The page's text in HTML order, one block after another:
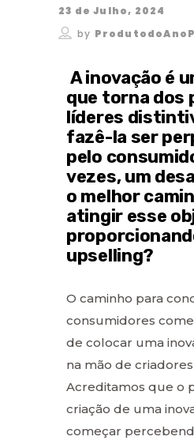
23 de Julho, 2024
by
A inovação é
que torna dos
líderes
fazê-la ser
pelo
vezes, um
o melhor
atingir esse
upselling?
O caminho para
consumidores
de colocar uma
na mão de
Acreditamos que o
criação de uma
começar